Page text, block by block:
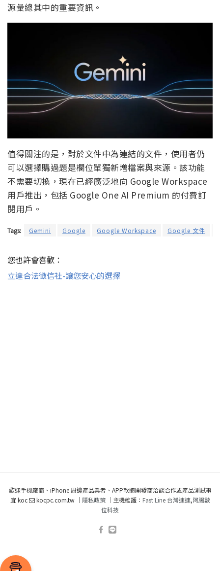
源彙總其中的重要資訊。
值得關注的是，對於文件中為連結的文件，使用者仍
可以選擇購過題是欄位單獨新增檔案與來源。該功能
不需要切換，現在已經廣泛地向 Google Workspace
用戶推出，包括 Google One AI Premium 的付費訂
閱用戶。
Tags: Gemini Google Google Workspace Google 文件
您也許會喜歡：
立達合法徵信社-讓您安心的選擇
歡迎手機廠商、iPhone 周邊產品業者、APP軟體開發商洽談合作或產品測試事
宜 koc
kocpc.com.tw ｜ 隱私政策｜主機維護： Fast Line 台灣速連,阿腸數
位科技